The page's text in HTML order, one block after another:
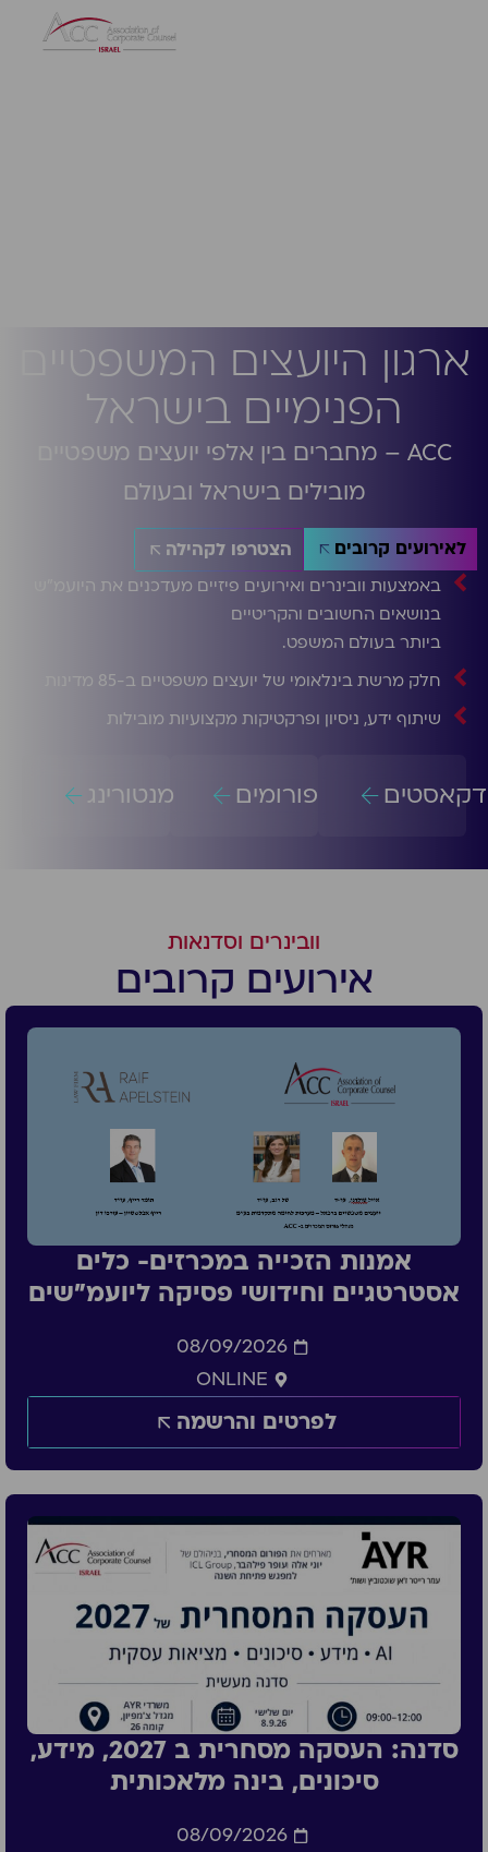
ארגון היועצים המשפטיים
הפנימיים בישראל
ACC – מחברים בין אלפי יועצים משפטיים
מובילים בישראל ובעולם
לאירועים קרובים הצטרפו לקהילה
באמצעות וובינרים ואירועים פיזיים מעדכנים את היועמ״ש
בנושאים החשובים והקריטיים
ביותר בעולם המשפט.
חלק מרשת בינלאומי של יועצים משפטיים ב-85 מדינות
שיתוף ידע, ניסיון ופרקטיקות מקצועיות מובילות
פורומים מנטורינג
וובינרים וסדנאות
אירועים קרובים
אמנות הזכייה במכרזים- כלים
אסטרטגיים וחידושי פסיקה ליועמ״שים
08/09/2026
ONLINE
לפרטים והרשמה
סדנה: העסקה מסחרית ב 2027, מידע,
סיכונים, בינה מלאכותית
08/09/2026